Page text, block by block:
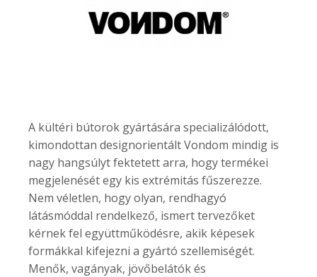
A kültéri bútorok gyártására specializálódott,
kimondottan designorientált Vondom mindig is
nagy hangsúlyt fektetett arra, hogy termékei
megjelenését egy kis extrémitás fűszerezze.
Nem véletlen, hogy olyan, rendhagyó
látásmóddal rendelkező, ismert tervezőket
kérnek fel együttműködésre, akik képesek
formákkal kifejezni a gyártó szellemiségét.
Menők, vagányak, jövőbelátók és